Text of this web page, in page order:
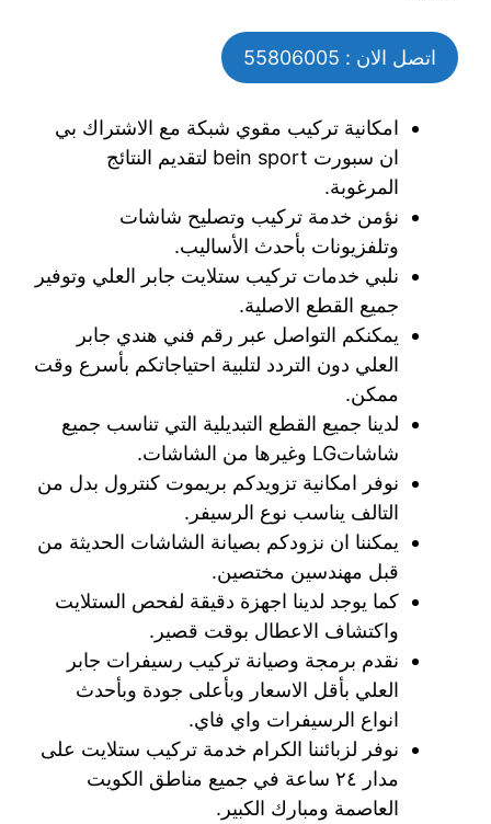
اتصل الان : 55806005
امكانية تركيب مقوي شبكة مع الاشتراك بي
ان سبورت bein sport لتقديم النتائج
المرغوبة.
نؤمن خدمة تركيب وتصليح شاشات
وتلفزيونات بأحدث الأساليب.
نلبي خدمات تركيب ستلايت جابر العلي وتوفير
جميع القطع الاصلية.
يمكنكم التواصل عبر رقم فني هندي جابر
العلي دون التردد لتلبية احتياجاتكم بأسرع وقت
ممكن.
لدينا جميع القطع التبديلية التي تناسب جميع
شاشاتLG وغيرها من الشاشات.
نوفر امكانية تزويدكم بريموت كنترول بدل من
التالف يناسب نوع الرسيفر.
يمكننا ان نزودكم بصيانة الشاشات الحديثة من
قبل مهندسين مختصين.
كما يوجد لدينا اجهزة دقيقة لفحص الستلايت
واكتشاف الاعطال بوقت قصير.
نقدم برمجة وصيانة تركيب رسيفرات جابر
العلي بأقل الاسعار وبأعلى جودة وبأحدث
انواع الرسيفرات واي فاي.
نوفر لزبائننا الكرام خدمة تركيب ستلايت على
مدار ٢٤ ساعة في جميع مناطق الكويت
العاصمة ومبارك الكبير.